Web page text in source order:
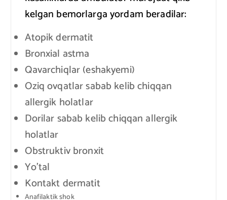
kelgan bemorlarga yordam beradilar:
Atopik dermatit
Bronxial astma
Qavarchiqlar (eshakyemi)
Oziq ovqatlar sabab kelib chiqqan
allergik holatlar
Dorilar sabab kelib chiqqan allergik
holatlar
Obstruktiv bronxit
Yo’tal
Kontakt dermatit
Anafilaktik shok